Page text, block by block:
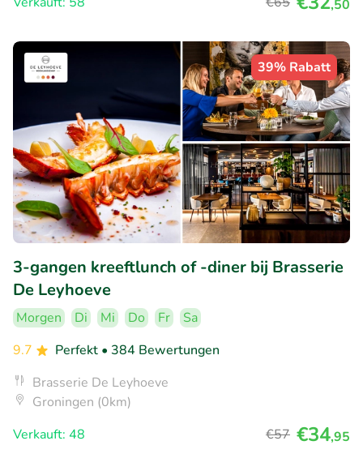
,50
39% Rabatt
3-gangen kreeftlunch of -diner bij Brasserie
De Leyhoeve
Morgen Di Mi Do Fr
Sa
9.7
Perfekt • 384 Bewertungen
Brasserie De Leyhoeve
Groningen (0km)
Verkauft: 48
€57 €34,95